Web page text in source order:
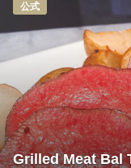
公式
Grilled Meat Bal